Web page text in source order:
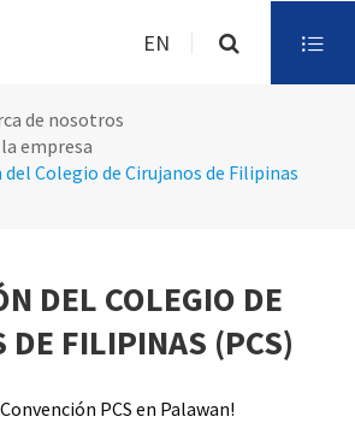
EN 
de nosotros
empresa
Colegio de Cirujanos de Filipinas
DEL COLEGIO DE
DE FILIPINAS (PCS)
PCS en Palawan!